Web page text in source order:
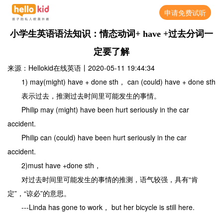
申请免费试听
小学生英语语法知识：情态动词+ have +过去分词一
定要了解
来源：Hellokid在线英语 丨 2020-05-11 19:44:34
1) may(might) have + done sth， can (could) have + done sth
表示过去，推测过去时间里可能发生的事情。
Philip may (might) have been hurt seriously in the car
accident.
Philip can (could) have been hurt seriously in the car
accident.
2)must have +done sth，
对过去时间里可能发生的事情的推测，语气较强，具有“肯
定”，“谅必”的意思。
---Linda has gone to work， but her bicycle is still here.